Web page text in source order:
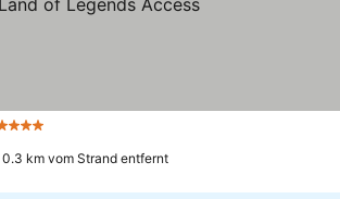
0.3 km vom Strand entfernt